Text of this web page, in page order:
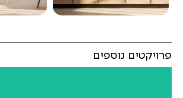
פרויקטים נוספים